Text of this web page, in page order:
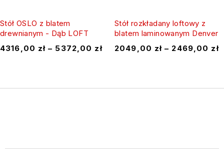
Stół OSLO z blatem
drewnianym - Dąb LOFT
4316,00 zł – 5372,00 zł
Stół rozkładany loftowy z
blatem laminowanym Denver
2049,00 zł – 2469,00 zł